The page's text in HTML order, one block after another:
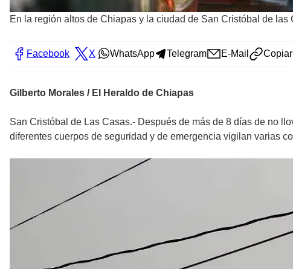
En la región altos de Chiapas y la ciudad de San Cristóbal de
Facebook X WhatsApp Telegram E-Mail
Gilberto Morales / El Heraldo de Chiapas
San Cristóbal de Las Casas.- Después de más de 8 días de no
diferentes cuerpos de seguridad y de emergencia vigilan varias